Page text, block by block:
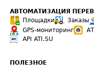
АВТОМАТИЗАЦИЯ
Площадки
Заказы
GPS-мониторинг
API ATI.SU
ПОЛЕЗНОЕ